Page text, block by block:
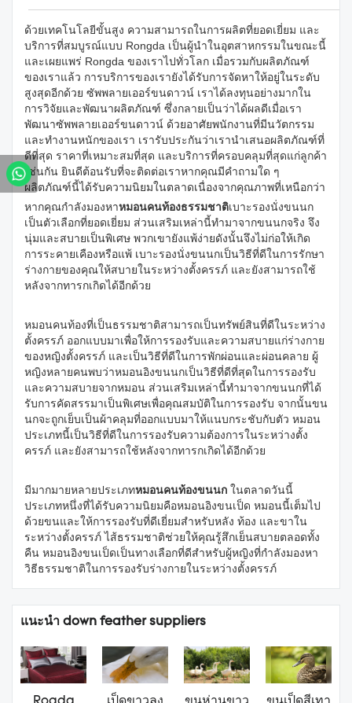
ด้วยเทคโนโลยีขั้นสูง ความสามารถในการผลิตที่ยอดเยี่ยม และ
บริการที่สมบูรณ์แบบ Rongda เป็นผู้นำในอุตสาหกรรมในขณะนี้
และเผยแพร่ Rongda ของเราไปทั่วโลก เมื่อรวมกับผลิตภัณฑ์
ของเราแล้ว การบริการของเรายังได้รับการจัดหาให้อยู่ในระดับ
สูงสุดอีกด้วย ซัพพลายเออร์ขนดาวน์ เราได้ลงทุนอย่างมากใน
การวิจัยและพัฒนาผลิตภัณฑ์ ซึ่งกลายเป็นว่าได้ผลดีเมื่อเรา
พัฒนาซัพพลายเออร์ขนดาวน์ ด้วยอาศัยพนักงานที่มีนวัตกรรม
และทำงานหนักของเรา เรารับประกันว่าเรานำเสนอผลิตภัณฑ์ที่
ดีที่สุด ราคาที่เหมาะสมที่สุด และบริการที่ครอบคลุมที่สุดแก่ลูกค้า
เช่นกัน ยินดีต้อนรับที่จะติดต่อเราหากคุณมีคำถามใด ๆ
ผลิตภัณฑ์นี้ได้รับความนิยมในตลาดเนื่องจากคุณภาพที่เหนือกว่า
หากคุณกำลังมองหาหมอนคนท้องธรรมชาติเบาะรองนั่งขนนก
เป็นตัวเลือกที่ยอดเยี่ยม ส่วนเสริมเหล่านี้ทำมาจากขนนกจริง จึง
นุ่มและสบายเป็นพิเศษ พวกเขายังแพ้ง่ายดังนั้นจึงไม่ก่อให้เกิด
การระคายเคืองหรือแพ้ เบาะรองนั่งขนนกเป็นวิธีที่ดีในการรักษา
ร่างกายของคุณให้สบายในระหว่างตั้งครรภ์ และยังสามารถใช้
หลังจากทารกเกิดได้อีกด้วย
หมอนคนท้องที่เป็นธรรมชาติสามารถเป็นทรัพย์สินที่ดีในระหว่าง
ตั้งครรภ์ ออกแบบมาเพื่อให้การรองรับและความสบายแก่ร่างกาย
ของหญิงตั้งครรภ์ และเป็นวิธีที่ดีในการพักผ่อนและผ่อนคลาย ผู้
หญิงหลายคนพบว่าหมอนอิงขนนกเป็นวิธีที่ดีที่สุดในการรองรับ
และความสบายจากหมอน ส่วนเสริมเหล่านี้ทำมาจากขนนกที่ได้
รับการคัดสรรมาเป็นพิเศษเพื่อคุณสมบัติในการรองรับ จากนั้นขน
นกจะถูกเย็บเป็นผ้าคลุมที่ออกแบบมาให้แนบกระชับกับตัว หมอน
ประเภทนี้เป็นวิธีที่ดีในการรองรับความต้องการในระหว่างตั้ง
ครรภ์ และยังสามารถใช้หลังจากทารกเกิดได้อีกด้วย
มีมากมายหลายประเภทหมอนคนท้องขนนก ในตลาดวันนี้
ประเภทหนึ่งที่ได้รับความนิยมคือหมอนอิงขนเป็ด หมอนนี้เต็มไป
ด้วยขนและให้การรองรับที่ดีเยี่ยมสำหรับหลัง ท้อง และขาใน
ระหว่างตั้งครรภ์ ไส้ธรรมชาติช่วยให้คุณรู้สึกเย็นสบายตลอดทั้ง
คืน หมอนอิงขนเป็ดเป็นทางเลือกที่ดีสำหรับผู้หญิงที่กำลังมองหา
วิธีธรรมชาติในการรองรับร่างกายในระหว่างตั้งครรภ์
แนะนำ down feather suppliers